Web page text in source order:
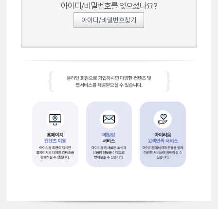
아이디/비밀번호를 잊으셨나요?
아이디/비밀번호찾기